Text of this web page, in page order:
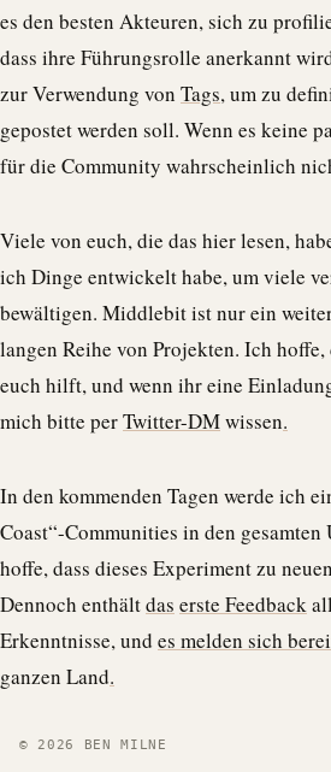
es den besten Akteuren, sich zu
dass ihre Führungsrolle anerkannt
zur Verwendung von Tags, um zu
gepostet werden soll. Wenn es keine
für die Community wahrscheinlich
Viele von euch, die das hier lesen,
ich Dinge entwickelt habe, um viele
bewältigen. Middlebit ist nur ein
langen Reihe von Projekten. Ich hoffe,
euch hilft, und wenn ihr eine
mich bitte perTwitter-DMwissen.
In den kommenden Tagen werde ich
Coast“-Communities in den
hoffe, dass dieses Experiment zu
Dennoch enthältdas erste Feedback
Erkenntnisse, und es melden sich
ganzen Land.
© 2026 BEN MILNE